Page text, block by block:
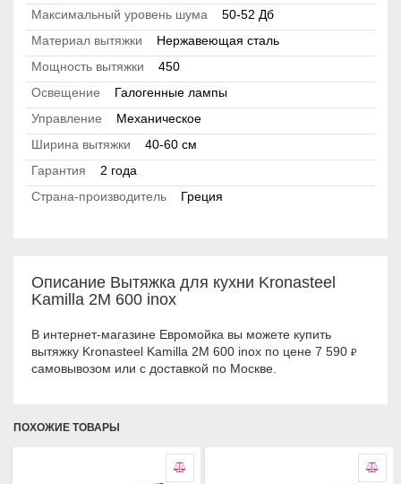
Максимальный уровень шума
50-52 Дб
Материал вытяжки
Нержавеющая сталь
Мощность вытяжки
450
Освещение
Галогенные лампы
Управление
Механическое
Ширина вытяжки
40-60 см
Гарантия
2 года
Страна-производитель
Греция
Описание Вытяжка для кухни Kronasteel
Kamilla 2M 600 inox
В интернет-магазине Евромойка вы можете купить
вытяжку Kronasteel Kamilla 2M 600 inox по цене 7 590 ₽
самовывозом или с доставкой по Москве.
ПОХОЖИЕ ТОВАРЫ